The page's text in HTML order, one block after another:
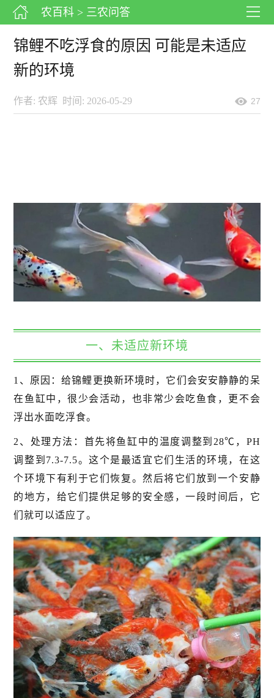
农百科 > 三农问答
锦鲤不吃浮食的原因 可能是未适应
新的环境
作者: 农辉 时间: 2026-05-29 27
一、未适应新环境
1、原因：给锦鲤更换新环境时，它们会安安静静的呆
在鱼缸中，很少会活动，也非常少会吃鱼食，更不会
浮出水面吃浮食。
2、处理方法：首先将鱼缸中的温度调整到28℃，PH
调整到7.3-7.5。这个是最适宜它们生活的环境，在这
个环境下有利于它们恢复。然后将它们放到一个安静
的地方，给它们提供足够的安全感，一段时间后，它
们就可以适应了。